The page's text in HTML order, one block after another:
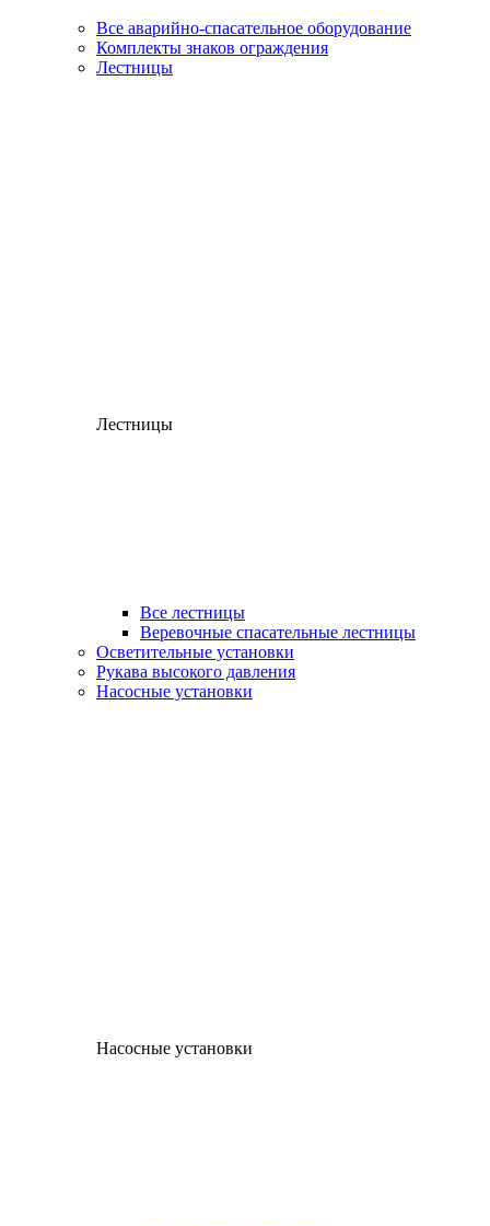
Все аварийно-спасательное оборудование
Комплекты знаков ограждения
Лестницы
Лестницы
Все лестницы
Веревочные спасательные лестницы
Осветительные установки
Рукава высокого давления
Насосные установки
Насосные установки